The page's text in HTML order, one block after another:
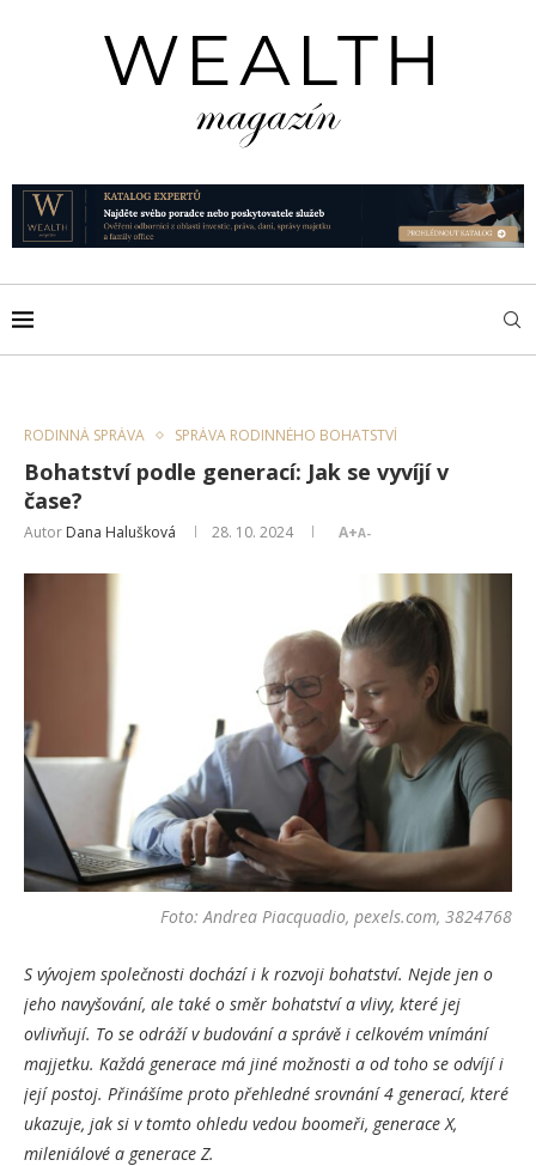
RODINNÁ SPRÁVA SPRÁVA RODINNÉHO BOHATSTVÍ
Bohatství podle generací: Jak se vyvíjí v
čase?
Autor Dana Halušková 28. 10. 2024 A+A-
Foto: Andrea Piacquadio, pexels.com, 3824768
S vývojem společnosti dochází i k rozvoji bohatství. Nejde jen o
jeho navyšování, ale také o směr bohatství a vlivy, které jej
ovlivňují. To se odráží v budování a správě i celkovém vnímání
majjetku. Každá generace má jiné možnosti a od toho se odvíjí i
její postoj. Přinášíme proto přehledné srovnání 4 generací, které
ukazuje, jak si v tomto ohledu vedou boomeři, generace X,
mileniálové a generace Z.